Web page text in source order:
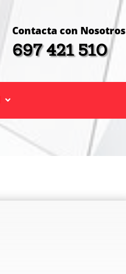
Contacta con Nosotros
697 421 510